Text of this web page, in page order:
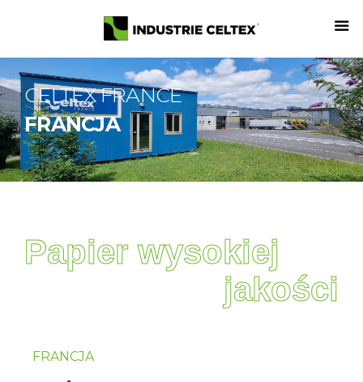
CELTEX FRANCE
FRANCJA
Papier wysokiej
jakości
FRANCJA